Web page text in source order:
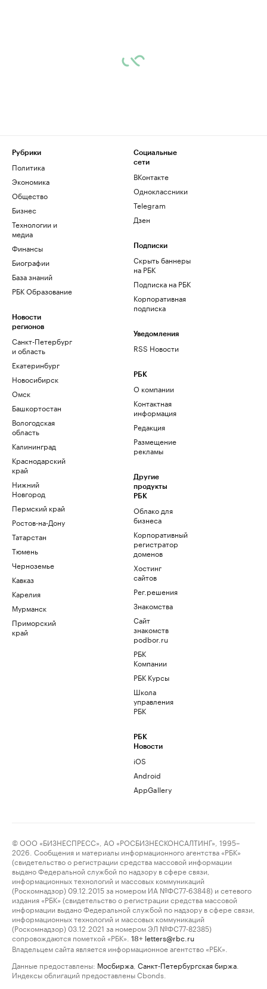
Рубрики
Политика
Экономика
Общество
Бизнес
Технологии и
медиа
Финансы
Биографии
База знаний
РБК Образование
Новости
регионов
Санкт-Петербург
и область
Екатеринбург
Новосибирск
Омск
Башкортостан
Вологодская
область
Калининград
Краснодарский
край
Нижний
Новгород
Пермский край
Ростов-на-Дону
Татарстан
Тюмень
Черноземье
Кавказ
Карелия
Мурманск
Приморский
край
Социальные
сети
ВКонтакте
Одноклассники
Telegram
Дзен
Подписки
Скрыть баннеры
на РБК
Подписка на РБК
Корпоративная
подписка
Уведомления
RSS Новости
РБК
О компании
Контактная
информация
Редакция
Размещение
рекламы
Другие
продукты
РБК
Облако для
бизнеса
Корпоративный
регистратор
доменов
Хостинг
сайтов
Рег.решения
Знакомства
Сайт
знакомств
podbor.ru
РБК
Компании
РБК Курсы
Школа
управления
РБК
РБК
Новости
iOS
Android
AppGallery
© ООО «БИЗНЕСПРЕСС», АО «РОСБИЗНЕСКОНСАЛТИНГ», 1995–
2026. Сообщения и материалы информационного агентства «РБК»
(свидетельство о регистрации средства массовой информации
выдано Федеральной службой по надзору в сфере связи,
информационных технологий и массовых коммуникаций
(Роскомнадзор) 09.12.2015 за номером ИА №ФС77-63848) и сетевого
издания «РБК» (свидетельство о регистрации средства массовой
информации выдано Федеральной службой по надзору в сфере связи,
информационных технологий и массовых коммуникаций
(Роскомнадзор) 03.12.2021 за номером ЭЛ №ФС77-82385)
сопровождаются пометкой «РБК».
18+ letters@rbc.ru
Владельцем сайта является информационное агентство «РБК».
Данные предоставлены: Мосбиржа Санкт-Петербургская биржа
Индексы облигаций предоставлены Cbonds.